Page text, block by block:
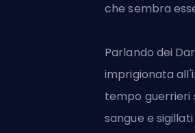
che sembra
Parlando dei
imprigionata
tempo guerrieri
sangue e